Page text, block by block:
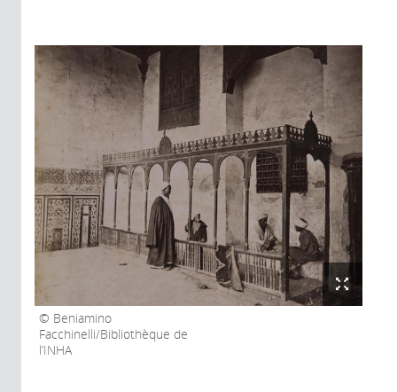
Beniamino
Facchinelli/Bibliothèque de
l’INHA